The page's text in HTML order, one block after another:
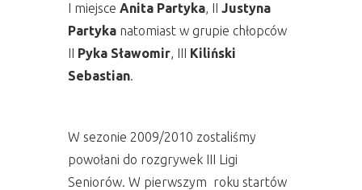
I miejsce Anita Partyka, II Justyna
Partyka natomiast w grupie chłopców
II Pyka Sławomir, III Kiliński
Sebastian.
W sezonie 2009/2010 zostaliśmy
powołani do rozgrywek III Ligi
Seniorów. W pierwszym roku startów